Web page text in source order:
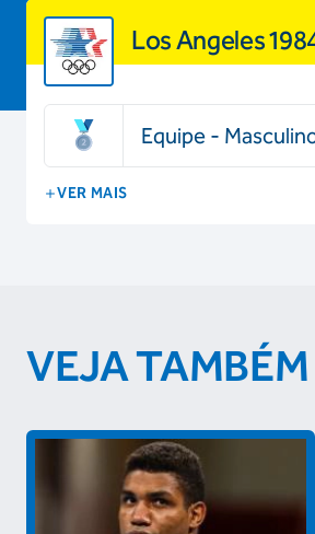
Los Angeles
Equipe -
VER MAIS
VEJA TAMBÉM